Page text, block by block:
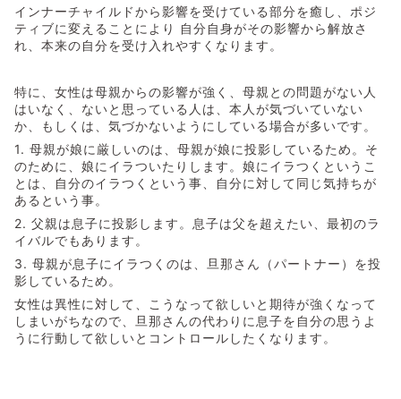
インナーチャイルドから影響を受けている部分を癒し、ポジ
ティブに変えることにより 自分自身がその影響から解放さ
れ、本来の自分を受け入れやすくなります。
特に、女性は母親からの影響が強く、母親との問題がない人
はいなく、ないと思っている人は、本人が気づいていない
か、もしくは、気づかないようにしている場合が多いです。
1. 母親が娘に厳しいのは、母親が娘に投影しているため。そ
のために、娘にイラついたりします。娘にイラつくというこ
とは、自分のイラつくという事、自分に対して同じ気持ちが
あるという事。
2. 父親は息子に投影します。息子は父を超えたい、最初のラ
イバルでもあります。
3. 母親が息子にイラつくのは、旦那さん（パートナー）を投
影しているため。
女性は異性に対して、こうなって欲しいと期待が強くなって
しまいがちなので、旦那さんの代わりに息子を自分の思うよ
うに行動して欲しいとコントロールしたくなります。